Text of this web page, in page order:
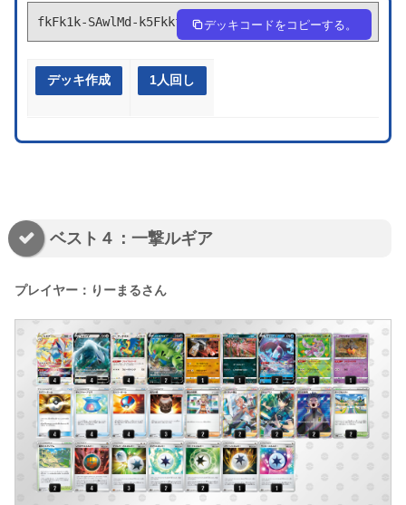
fkFk1k-SAwlMd-k5Fkkf デッキコードをコピーする。
デッキ作成 1人回し
ベスト４：一撃ルギア
プレイヤー：りーまるさん